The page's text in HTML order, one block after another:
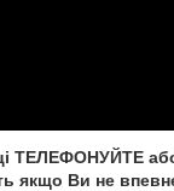
ТЕЛЕФОНУЙТЕ
якщо Ви не